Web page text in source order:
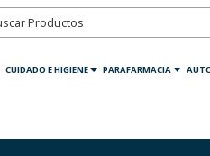
CUIDADO E HIGIENE PARAFARMACIA